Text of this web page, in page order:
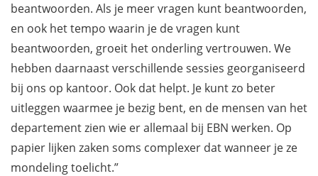
beantwoorden. Als je meer vragen kunt beantwoorden,
en ook het tempo waarin je de vragen kunt
beantwoorden, groeit het onderling vertrouwen. We
hebben daarnaast verschillende sessies georganiseerd
bij ons op kantoor. Ook dat helpt. Je kunt zo beter
uitleggen waarmee je bezig bent, en de mensen van het
departement zien wie er allemaal bij EBN werken. Op
papier lijken zaken soms complexer dat wanneer je ze
mondeling toelicht.”